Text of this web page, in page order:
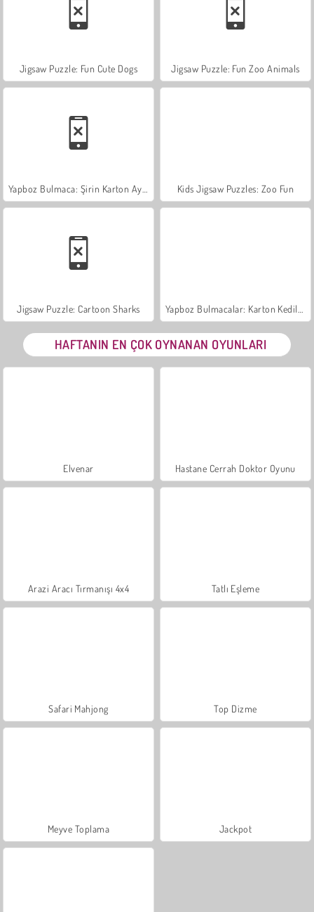
Jigsaw Puzzle: Fun Cute Dogs Jigsaw Puzzle: Fun Zoo Animals
Kids Jigsaw Puzzles: Zoo Fun
Jigsaw Puzzle: Cartoon Sharks
HAFTANIN EN ÇOK OYNANAN OYUNLARI
Elvenar Hastane Cerrah Doktor Oyunu
Arazi Aracı Tırmanışı 4x4 Tatlı Eşleme
Safari Mahjong Top Dizme
Meyve Toplama Jackpot